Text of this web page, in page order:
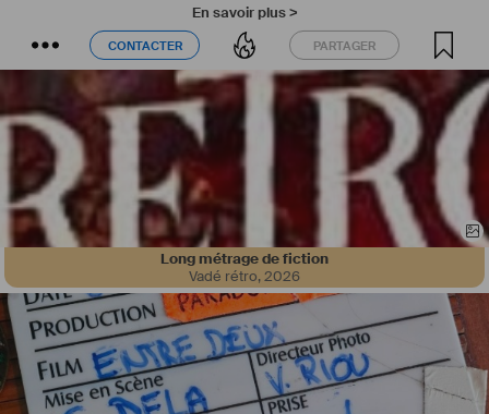
En savoir plus >
CONTACTER PARTAGER
CONTACTER PARTAGER
Long métrage de fiction
Vadé rétro,2026